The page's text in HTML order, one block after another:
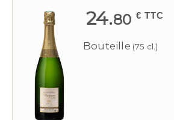
24.80 € TTC
Bouteille (75 cl.)